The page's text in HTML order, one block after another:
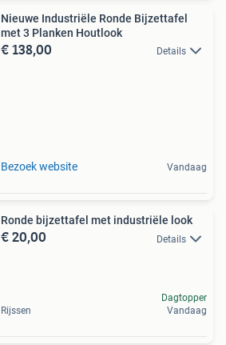
Nieuwe Industriële Ronde Bijzettafel
met 3 Planken Houtlook
€ 138,00 Details
Bezoek website Vandaag
Ronde bijzettafel met industriële look
€ 20,00 Details
Rijssen
Dagtopper
Vandaag